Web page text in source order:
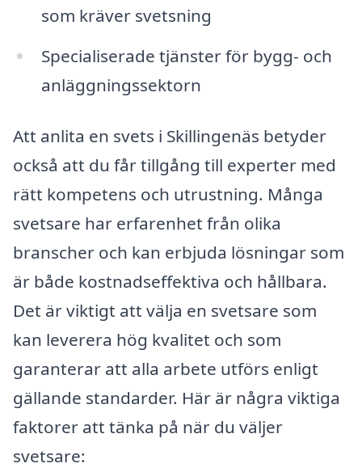
som kräver svetsning
Specialiserade tjänster för bygg- och
anläggningssektorn
Att anlita en svets i Skillingenäs betyder
också att du får tillgång till experter med
rätt kompetens och utrustning. Många
svetsare har erfarenhet från olika
branscher och kan erbjuda lösningar som
är både kostnadseffektiva och hållbara.
Det är viktigt att välja en svetsare som
kan leverera hög kvalitet och som
garanterar att alla arbete utförs enligt
gällande standarder. Här är några viktiga
faktorer att tänka på när du väljer
svetsare: